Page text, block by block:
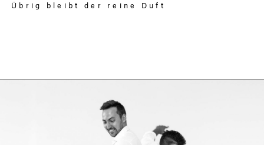
Übrig bleibt der reine Duft